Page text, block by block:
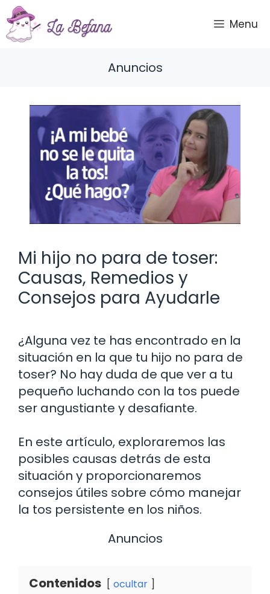
Saltar
al
contenido
Menu
Anuncios
Mi hijo no para de toser:
Causas, Remedios y
Consejos para Ayudarle
¿Alguna vez te has encontrado en la
situación en la que tu hijo no para de
toser? No hay duda de que ver a tu
pequeño luchando con la tos puede
ser angustiante y desafiante.
En este artículo, exploraremos las
posibles causas detrás de esta
situación y proporcionaremos
consejos útiles sobre cómo manejar
la tos persistente en los niños.
Anuncios
Contenidos ocultar